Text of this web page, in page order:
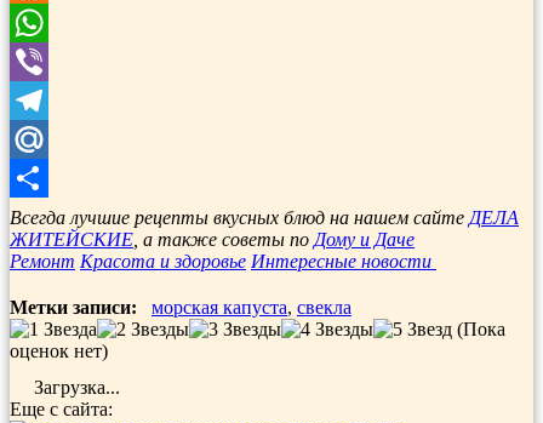
Odnoklassniki
WhatsApp
Viber
Telegram
Mail.Ru
Отправить
Всегда лучшие рецепты вкусных блюд на нашем сайте ДЕЛА
ЖИТЕЙСКИЕ , а также советы по Дому и Даче
Ремонт Красота и здоровье Интересные новости
Метки записи: морская капуста, свекла
(Пока
оценок нет)
Загрузка...
Еще с сайта: